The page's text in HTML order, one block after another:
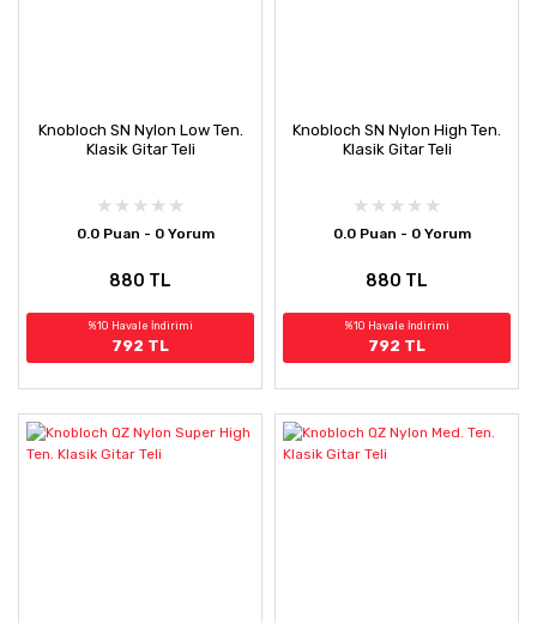
Knobloch SN Nylon Low Ten.
Klasik Gitar Teli
0.0 Puan - 0 Yorum
880 TL
%10 Havale İndirimi
792 TL
Knobloch SN Nylon High Ten.
Klasik Gitar Teli
0.0 Puan - 0 Yorum
880 TL
%10 Havale İndirimi
792 TL